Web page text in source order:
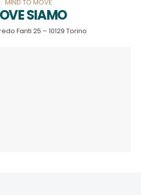
MIND TO MOVE
SIAMO
Fanti 25 – 10129 Torino